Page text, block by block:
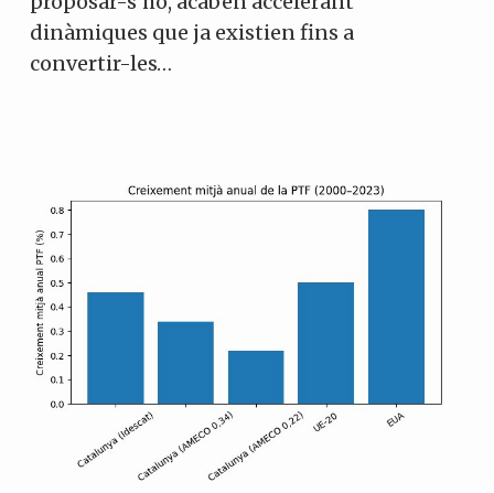
dinàmiques que ja existien fins a
convertir-les…